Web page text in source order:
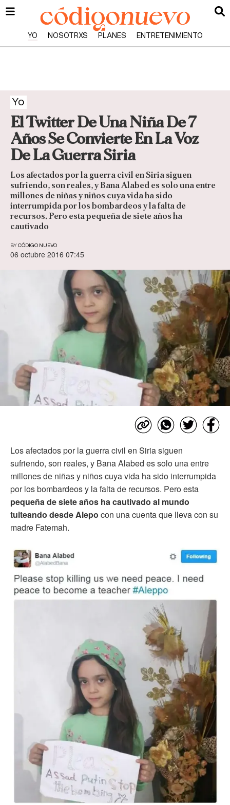
YO NOSOTRXS PLANES ENTRETENIMIENTO
Yo
El Twitter De Una Niña De 7
Años Se Convierte En La Voz
De La Guerra Siria
Los afectados por la guerra civil en Siria siguen
sufriendo, son reales, y Bana Alabed es solo una entre
millones de niñas y niños cuya vida ha sido
interrumpida por los bombardeos y la falta de
recursos. Pero esta pequeña de siete años ha
cautivado
BY CÓDIGO NUEVO
06 octubre 2016 07:45
Los afectados por la guerra civil en Siria siguen
sufriendo, son reales, y Bana Alabed es solo una entre
millones de niñas y niños cuya vida ha sido interrumpida
por los bombardeos y la falta de recursos. Pero esta
pequeña de siete años ha cautivado al mundo
tuiteando desde Alepo con una cuenta que lleva con su
madre Fatemah.